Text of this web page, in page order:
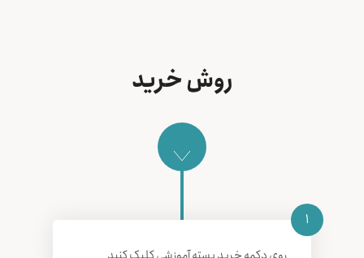
روش خرید
1